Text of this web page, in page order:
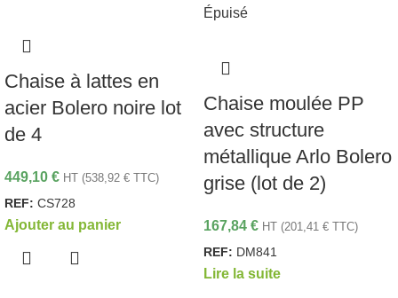
Chaise à lattes en
acier Bolero noire lot
de 4
449,10 € HT (538,92 € TTC)
REF: CS728
Ajouter au panier
Épuisé
Chaise moulée PP
avec structure
métallique Arlo Bolero
grise (lot de 2)
167,84 € HT (201,41 € TTC)
REF: DM841
Lire la suite